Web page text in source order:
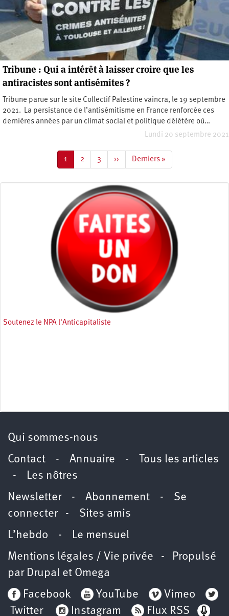
Tribune : Qui a intérêt à laisser croire que les
antiracistes sont antisémites ?
Tribune parue sur le site Collectif Palestine vaincra, le 19 septembre
2021. La persistance de l’antisémitisme en France renforcée ces
dernières années par un climat social et politique délétère où…
Lundi 20 septembre 2021
Page
courante
1 Page
2 Page
3
Page
suivante
››
Dernière
page
Derniers »
Soutenez le NPA l'Anticapitaliste
Qui sommes-nous
Contact - Annuaire - Tous les articles
-
Les nôtres
Newsletter- Abonnement - Se
connecter- Sites amis
L’hebdo -
Le mensuel
Mentions légales / Vie privée - Propulsé
par Drupal et Omega
Facebook
YouTube
Vimeo
Twitter
Instagram Flux RSS